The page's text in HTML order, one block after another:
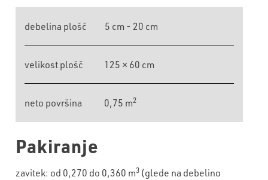
debelina plošč 5 cm - 20 cm
velikost plošč 125 × 60 cm
neto površina 0,75 m2
Pakiranje
zavitek: od 0,270 do 0,360 m3 (glede na debelino